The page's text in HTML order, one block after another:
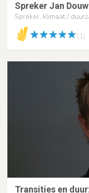
Spreker Jan
Spreker, klimaat /
(1)
Transities en